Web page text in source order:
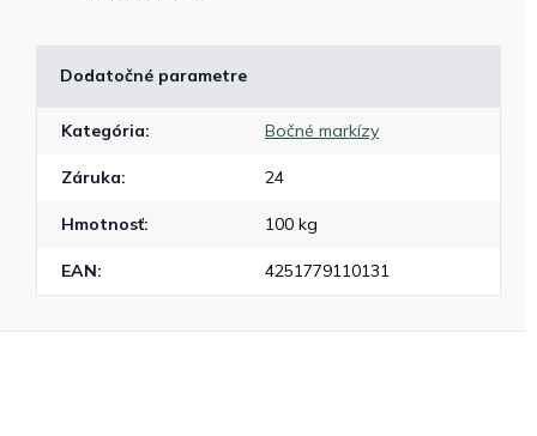
Dodatočné parametre
Kategória: Bočné markízy
Záruka: 24
Hmotnosť: 100 kg
EAN: 4251779110131